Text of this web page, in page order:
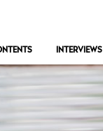
INTERVIEWS